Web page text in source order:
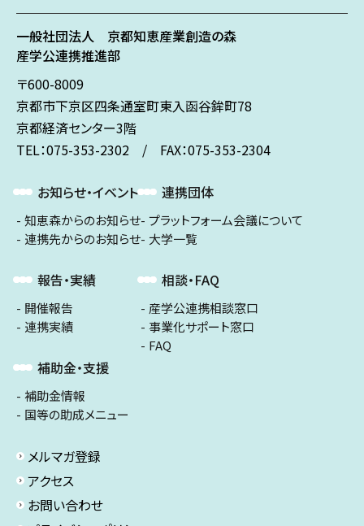
一般社団法人 京都知恵産業創造の森
産学公連携推進部
〒600-8009
京都市下京区四条通室町東入函谷鉾町78
京都経済センター3階
TEL：075-353-2302 / FAX：075-353-2304
お知らせ・イベント
知恵森からのお知らせ
連携先からのお知らせ
報告・実績
開催報告
連携実績
補助金・支援
補助金情報
国等の助成メニュー
連携団体
プラットフォーム会議について
大学一覧
相談・FAQ
産学公連携相談窓口
事業化サポート窓口
FAQ
メルマガ登録
アクセス
お問い合わせ